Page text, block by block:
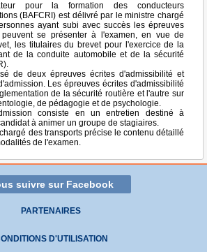
pour la formation des conducteurs
(BAFCRI) est délivré par le ministre chargé
ayant subi avec succès les épreuves
se présenter à l'examen, en vue de
les titulaires du brevet pour l'exercice de la
de la conduite automobile et de la sécurité
de deux épreuves écrites d'admissibilité et
Les épreuves écrites d'admissibilité
de la sécurité routière et l'autre sur
de pédagogie et de psychologie.
consiste en un entretien destiné à
à animer un groupe de stagiaires.
des transports précise le contenu détaillé
de l'examen.
suivre sur Facebook
PARTENAIRES
D'UTILISATION